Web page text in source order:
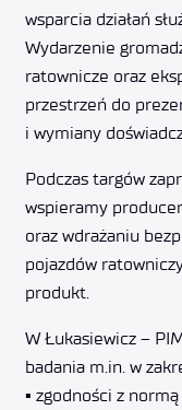
wsparcia działań
Wydarzenie
ratownicze oraz
przestrzeń do
i wymiany
Podczas targów
wspieramy
oraz wdrażaniu
pojazdów
produkt.
W Łukasiewicz –
badania m.in. w
▪ zgodności z